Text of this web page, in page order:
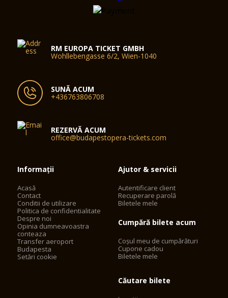
RM EUROPA TICKET GMBH
Wohllebengasse 6/2, Wien-1040
SUNĂ ACUM
+436763806708
REZERVĂ ACUM
office@budapestopera-tickets.com
Informații
Acasă
Contact
Conditii de utilizare
Politica de confidentialitate
Despre noi
Opinia dumneavoastra
conteaza
Transfer aeroport
Budapesta
Setări cookie
Ajutor & servicii
Autentificare client
Recuperare parolă
Biletele mele
Cumpără bilete acum
Coșul meu de cumpărături
Cupone cadou
Biletele mele
Căutare bilete